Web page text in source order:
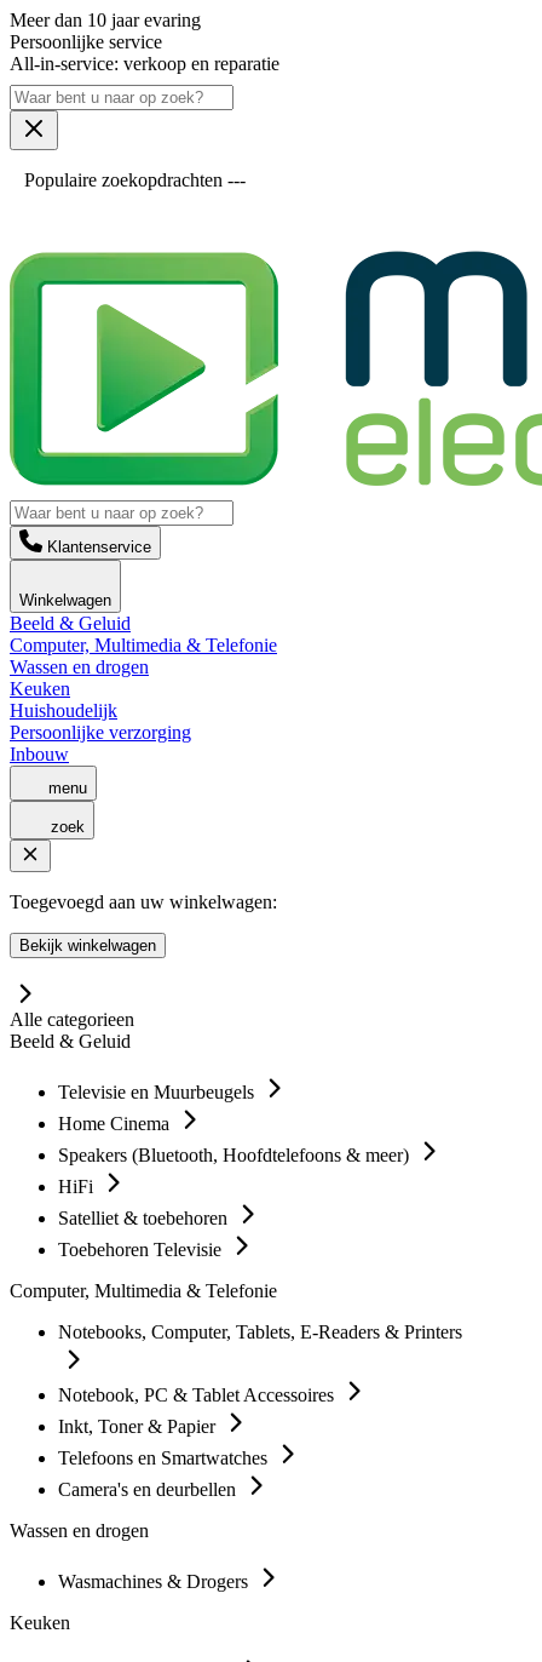
Meer dan 10 jaar evaring
Persoonlijke service
All-in-service: verkoop en reparatie
Populaire zoekopdrachten ---
Klantenservice
Winkelwagen
Beeld & Geluid
Computer, Multimedia & Telefonie
Wassen en drogen
Keuken
Huishoudelijk
Persoonlijke verzorging
Inbouw
menu
zoek
Toegevoegd aan uw winkelwagen:
Bekijk winkelwagen
Alle categorieen
Beeld & Geluid
Televisie en Muurbeugels
Home Cinema
Speakers (Bluetooth, Hoofdtelefoons & meer)
HiFi
Satelliet & toebehoren
Toebehoren Televisie
Computer, Multimedia & Telefonie
Notebooks, Computer, Tablets, E-Readers & Printers
Notebook, PC & Tablet Accessoires
Inkt, Toner & Papier
Telefoons en Smartwatches
Camera's en deurbellen
Wassen en drogen
Wasmachines & Drogers
Keuken